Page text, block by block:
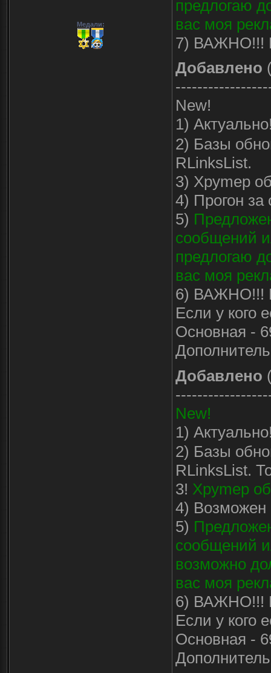
Медали:
предлогаю
вас моя
7) ВАЖНО!!!
Добавлено
New!
1)
2) Базы
RLinksList.
3) Хpymep
4) Прогон
5)
сообщений
предлогаю
вас моя
6) ВАЖНО!!!
Если у кого
Основная -
Добавлено
New!
1)
2) Базы
RLinksList.
3! Хpymep
4) Возможен
5)
сообщений
возможно
вас моя
6) ВАЖНО!!!
Если у кого
Основная -